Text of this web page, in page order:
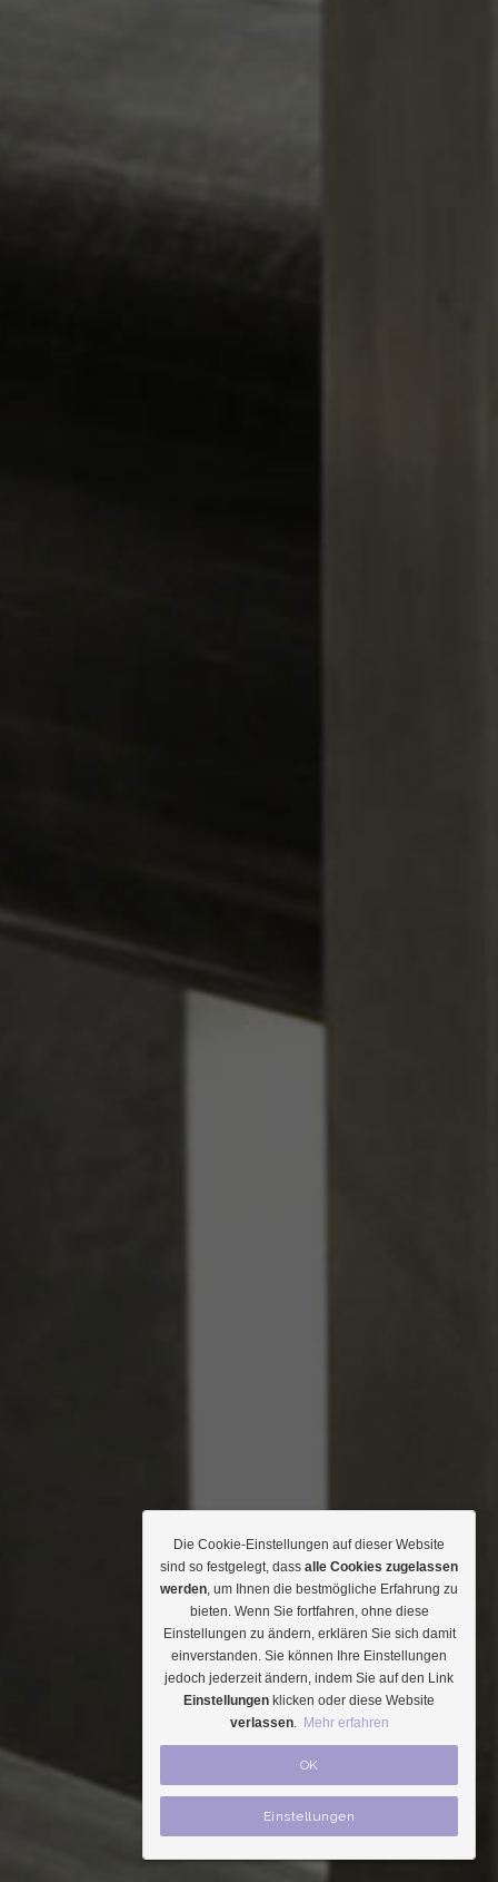
Die Cookie-Einstellungen auf dieser Website
sind so festgelegt, dass alle Cookies zugelassen
werden, um Ihnen die bestmögliche Erfahrung zu
bieten. Wenn Sie fortfahren, ohne diese
Einstellungen zu ändern, erklären Sie sich damit
einverstanden. Sie können Ihre Einstellungen
jedoch jederzeit ändern, indem Sie auf den Link
Einstellungen klicken oder diese Website
verlassen. Mehr erfahren